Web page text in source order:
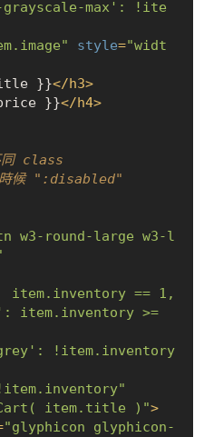
max': !ite
style="widt
}}</h3>
}}</h4>
w3-round-large w3-l
item.title )">
"glyphicon glyphicon-